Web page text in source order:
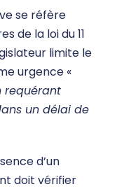
se réfère
de la loi du 11
limite le
urgence «
requérant
un délai de
d’un
doit vérifier